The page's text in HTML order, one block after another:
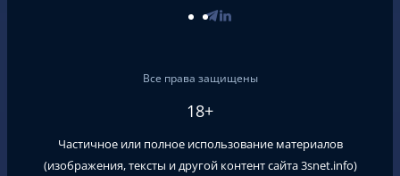
Все права защищены
18+
Частичное или полное использование материалов
(изображения, тексты и другой контент сайта3snet.info)